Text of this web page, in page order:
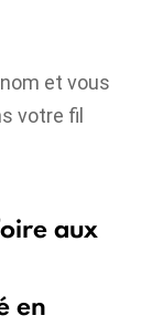
et vous
votre fil
aux
en